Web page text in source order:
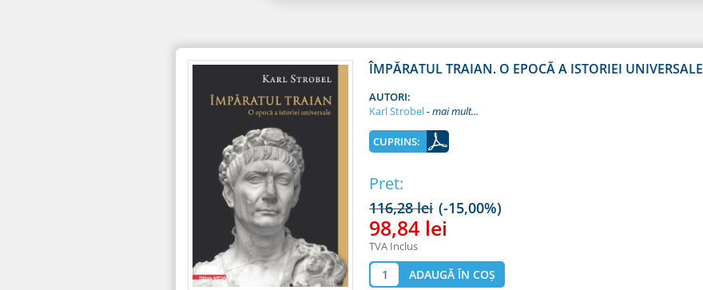
ÎMPĂRATUL TRAIAN. O EPOCĂ A ISTORIEI UNIVERSALE
AUTORI:
Karl Strobel
CUPRINS:
Pret:
116,28 lei (-15,00%)
98,84 lei
TVA Inclus